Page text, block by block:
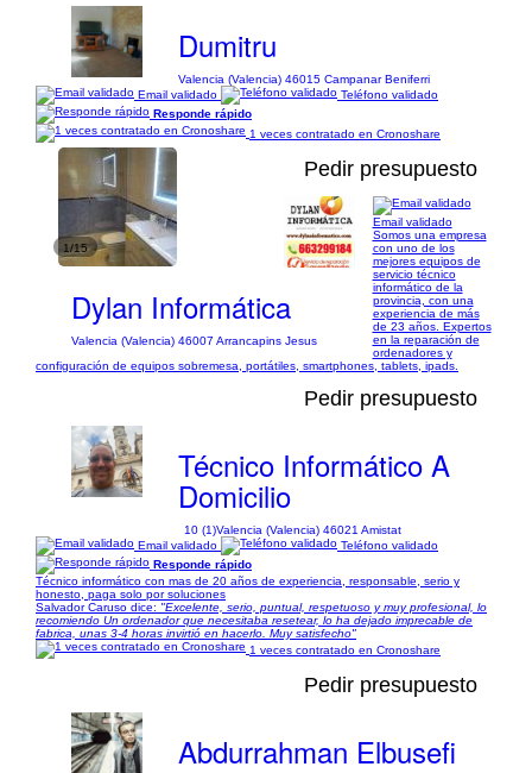
Dumitru
Valencia (Valencia) 46015 Campanar Beniferri
Email validado
Teléfono validado
Responde rápido
1 veces contratado en Cronoshare
1/15
Pedir presupuesto
Dylan Informática
Valencia (Valencia) 46007 Arrancapins Jesus
Email validado
Somos una empresa
con uno de los
mejores equipos de
servicio técnico
informático de la
provincia, con una
experiencia de más
de 23 años. Expertos
en la reparación de
ordenadores y
configuración de equipos sobremesa, portátiles, smartphones, tablets, ipads.
Pedir presupuesto
Técnico Informático A
Domicilio
10 (1)Valencia (Valencia) 46021 Amistat
Email validado
Teléfono validado
Responde rápido
Técnico informático con mas de 20 años de experiencia, responsable, serio y
honesto, paga solo por soluciones
Salvador Caruso dice: "Excelente, serio, puntual, respetuoso y muy profesional, lo
recomiendo Un ordenador que necesitaba resetear, lo ha dejado imprecable de
fabrica, unas 3-4 horas invirtió en hacerlo. Muy satisfecho"
1 veces contratado en Cronoshare
Pedir presupuesto
Abdurrahman Elbusefi